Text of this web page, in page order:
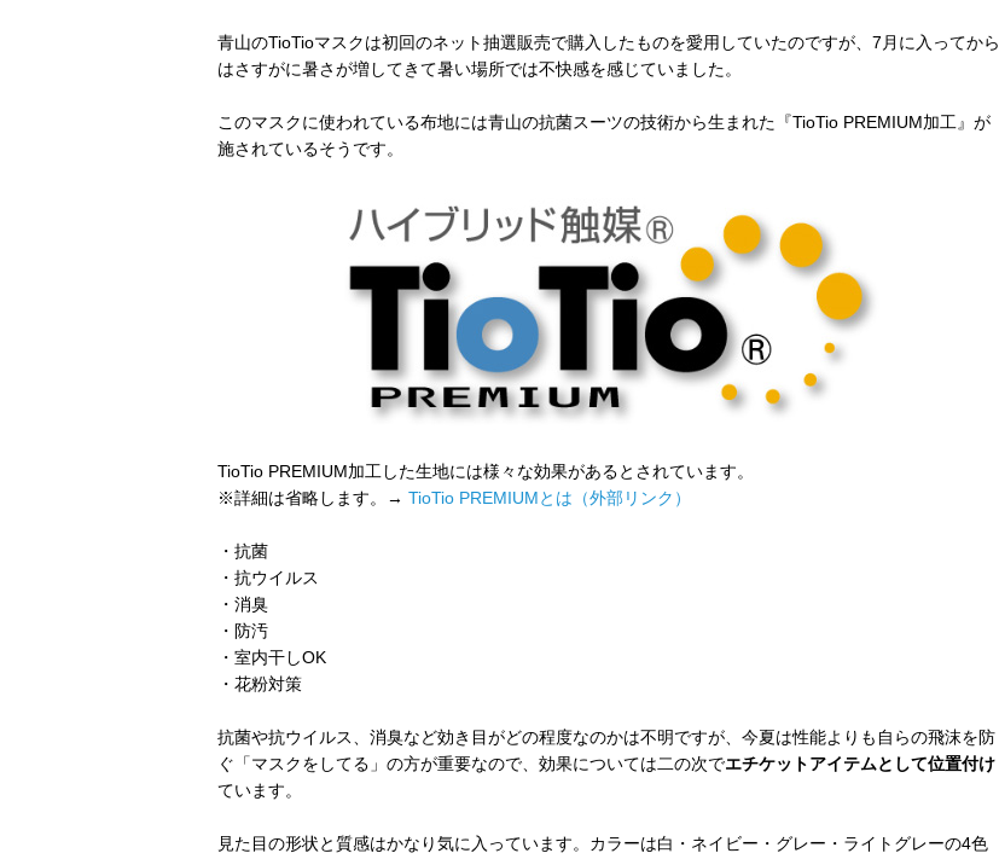
青山のTioTioマスクは初回のネット抽選販売で購入したものを愛用していたのですが、7月に入ってから
はさすがに暑さが増してきて暑い場所では不快感を感じていました。
このマスクに使われている布地には青山の抗菌スーツの技術から生まれた『TioTio PREMIUM加工』が
施されているそうです。
TioTio PREMIUM加工した生地には様々な効果があるとされています。
※詳細は省略します。→ TioTio PREMIUMとは（外部リンク）
・抗菌
・抗ウイルス
・消臭
・防汚
・室内干しOK
・花粉対策
抗菌や抗ウイルス、消臭など効き目がどの程度なのかは不明ですが、今夏は性能よりも自らの飛沫を防
ぐ「マスクをしてる」の方が重要なので、効果については二の次でエチケットアイテムとして位置付け
ています。
見た目の形状と質感はかなり気に入っています。カラーは白・ネイビー・グレー・ライトグレーの4色